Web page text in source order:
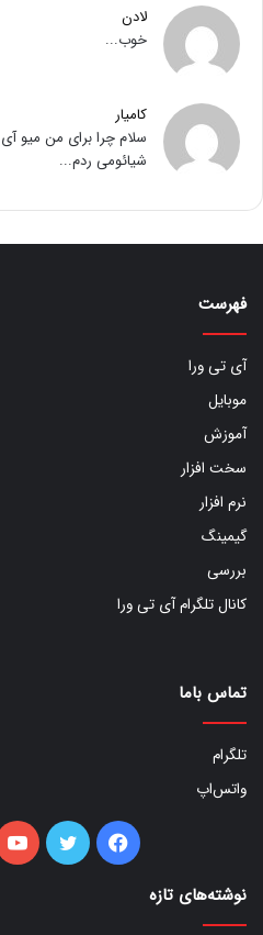
لادن
خوب...
کامیار
شیائومی ردم...
فهرست
آی تی ورا
موبایل
آموزش
سخت افزار
نرم افزار
گیمینگ
بررسی
کانال تلگرام آی تی ورا
تماس باما
تلگرام
واتس‌اپ
فیس توییتر
نوشته‌های تازه